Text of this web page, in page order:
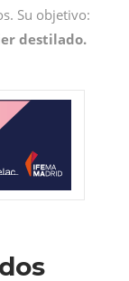
Su objetivo:
destilado.